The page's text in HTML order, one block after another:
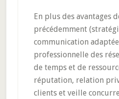
En plus des avantages
précédemment
communication
professionnelle des
de temps et de
réputation, relation
clients et veille